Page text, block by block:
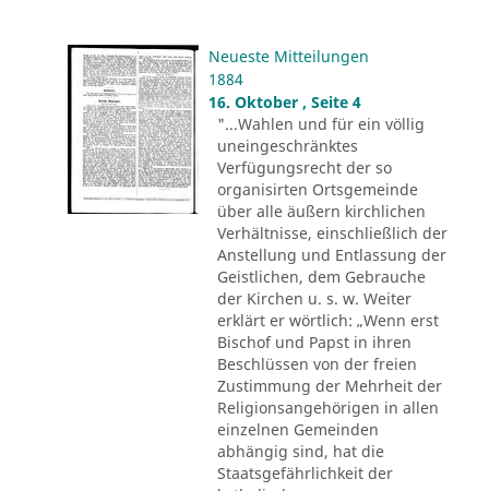
Neueste Mitteilungen
1884
16. Oktober , Seite 4
"...Wahlen und für ein völlig
uneingeschränktes
Verfügungsrecht der so
organisirten Ortsgemeinde
über alle äußern kirchlichen
Verhältnisse, einschließlich der
Anstellung und Entlassung der
Geistlichen, dem Gebrauche
der Kirchen u. s. w. Weiter
erklärt er wörtlich: „Wenn erst
Bischof und Papst in ihren
Beschlüssen von der freien
Zustimmung der Mehrheit der
Religionsangehörigen in allen
einzelnen Gemeinden
abhängig sind, hat die
Staatsgefährlichkeit der